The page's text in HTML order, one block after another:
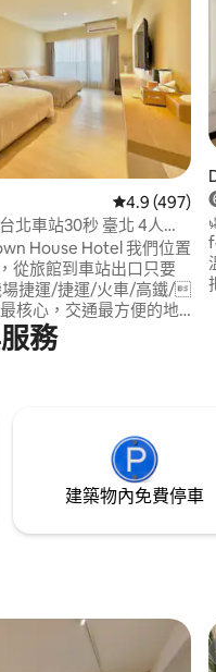
評分（滿分 5 分）從 497 則評
4.9 (497)
北車站30秒 臺北 4人房
House Hotel 我們位置
從旅館到車站出口只要
場捷運/捷運/火車/高鐵/
核心，交通最方便的地
您的安全 房間大約36平
速WiFi 🔅 私人乾濕分離
50吋電視 🔅 吹風機、毛
沐浴乳、牙膏牙刷(請洽
歡迎你在此展
感
務
建築物內免費停車